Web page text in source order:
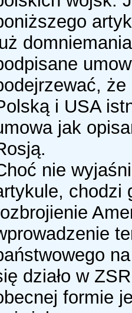
i USA
jak
nie
chodzi
działo w
formie